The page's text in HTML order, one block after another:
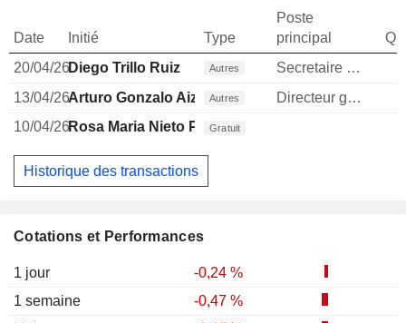
Cotations et Performances
1 jour
-0,24 %
1 semaine
-0,47 %
Date Initié Type
Poste
principal
20/04/26Diego Trillo Ruiz Autres Secretaire general
13/04/26Arturo Gonzalo AizpiriAutres Directeur general
10/04/26Rosa Maria Nieto Prieto
Gratuit
Historique des transactions